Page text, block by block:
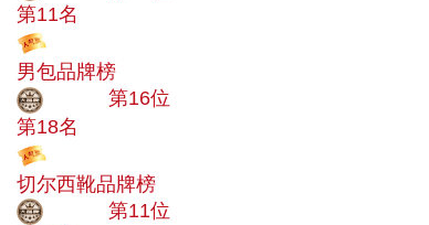
第11名
男包品牌榜
第16位
第18名
切尔西靴品牌榜
第11位